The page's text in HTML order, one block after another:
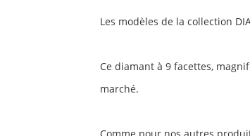
Les modèles de la collection
Ce diamant à 9 facettes,
marché.